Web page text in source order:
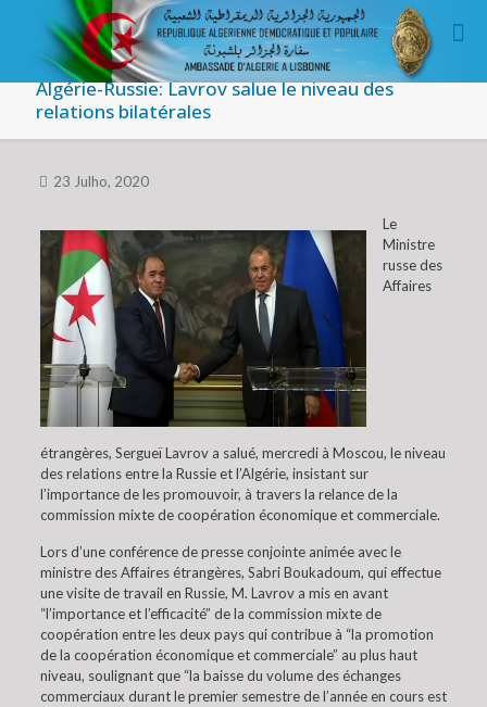
Algérie-Russie: Lavrov salue le niveau des
relations bilatérales
23 Julho, 2020
Le
Ministre
russe des
Affaires
étrangères, Sergueï Lavrov a salué, mercredi à Moscou, le niveau
des relations entre la Russie et l’Algérie, insistant sur
l’importance de les promouvoir, à travers la relance de la
commission mixte de coopération économique et commerciale.
Lors d’une conférence de presse conjointe animée avec le
ministre des Affaires étrangères, Sabri Boukadoum, qui effectue
une visite de travail en Russie, M. Lavrov a mis en avant
“l’importance et l’efficacité” de la commission mixte de
coopération entre les deux pays qui contribue à “la promotion
de la coopération économique et commerciale” au plus haut
niveau, soulignant que “la baisse du volume des échanges
commerciaux durant le premier semestre de l’année en cours est